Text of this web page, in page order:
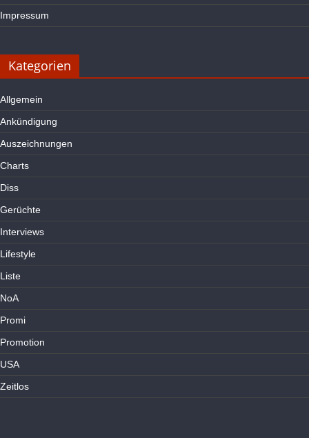
Impressum
Kategorien
Allgemein
Ankündigung
Auszeichnungen
Charts
Diss
Gerüchte
Interviews
Lifestyle
Liste
NoA
Promi
Promotion
USA
Zeitlos